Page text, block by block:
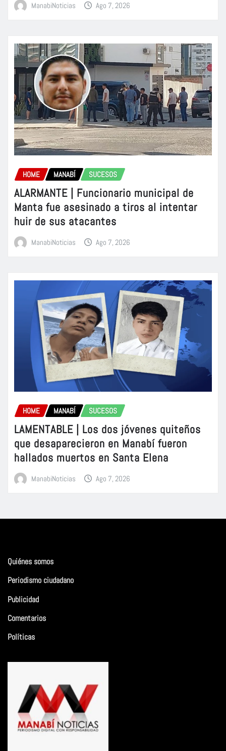
ManabiNoticias Ago 7, 2026
HOME MANABÍ SUCESOS
ALARMANTE | Funcionario municipal de
Manta fue asesinado a tiros al intentar
huir de sus atacantes
ManabiNoticias Ago 7, 2026
HOME MANABÍ SUCESOS
LAMENTABLE | Los dos jóvenes quiteños
que desaparecieron en Manabí fueron
hallados muertos en Santa Elena
ManabiNoticias Ago 7, 2026
Quiénes somos
Periodismo ciudadano
Publicidad
Comentarios
Políticas